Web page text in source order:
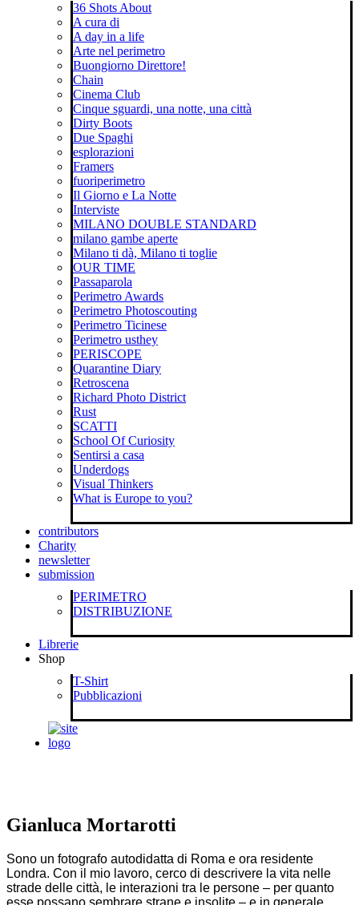
36 Shots About
A cura di
A day in a life
Arte nel perimetro
Buongiorno Direttore!
Chain
Cinema Club
Cinque sguardi, una notte, una città
Dirty Boots
Due Spaghi
esplorazioni
Framers
fuoriperimetro
Il Giorno e La Notte
Interviste
MILANO DOUBLE STANDARD
milano gambe aperte
Milano ti dà, Milano ti toglie
OUR TIME
Passaparola
Perimetro Awards
Perimetro Photoscouting
Perimetro Ticinese
Perimetro usthey
PERISCOPE
Quarantine Diary
Retroscena
Richard Photo District
Rust
SCATTI
School Of Curiosity
Sentirsi a casa
Underdogs
Visual Thinkers
What is Europe to you?
contributors
Charity
newsletter
submission
PERIMETRO
DISTRIBUZIONE
Librerie
Shop
T-Shirt
Pubblicazioni
Gianluca Mortarotti
Sono un fotografo autodidatta di Roma e ora residente
Londra. Con il mio lavoro, cerco di descrivere la vita nelle
strade delle città, le interazioni tra le persone – per quanto
esse possano sembrare strane e insolite – e in generale,